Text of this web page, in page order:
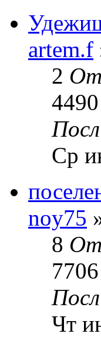
artem.f
2
4490
Ср
noy75
8
7706
Чт